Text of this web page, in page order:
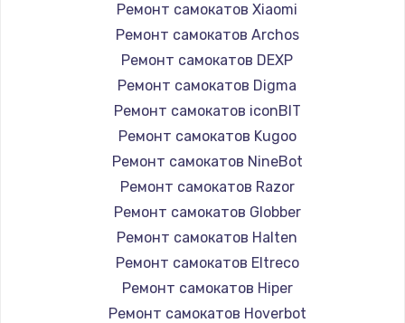
Ремонт самокатов Xiaomi
Ремонт самокатов Archos
Ремонт самокатов DEXP
Ремонт самокатов Digma
Ремонт самокатов iconBIT
Ремонт самокатов Kugoo
Ремонт самокатов NineBot
Ремонт самокатов Razor
Ремонт самокатов Globber
Ремонт самокатов Halten
Ремонт самокатов Eltreco
Ремонт самокатов Hiper
Ремонт самокатов Hoverbot